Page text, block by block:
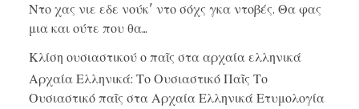
Ντο χας νιε εδε νούκ' ντο σόχς γκα ντοβές. Θα φας
μια και ούτε που θα...
Κλίση ουσιαστικού ο παῖς στα αρχαία ελληνικά
Αρχαία Ελληνικά: Το Ουσιαστικό Παῖς Το
Ουσιαστικό παῖς στα Αρχαία Ελληνικά Ετυμολογία